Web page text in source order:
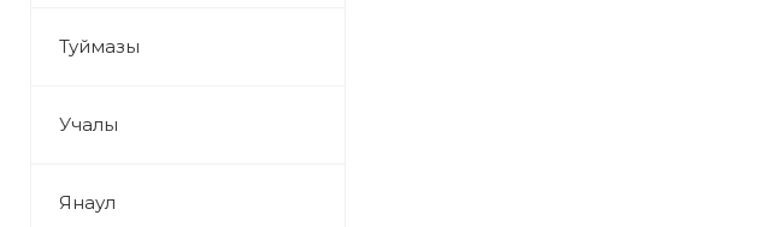
Туймазы
Учалы
Янаул